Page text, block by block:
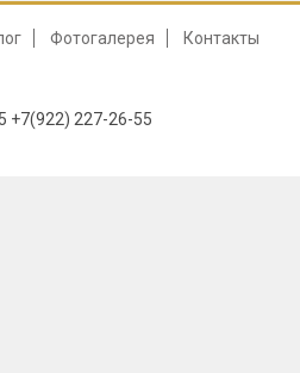
Фотогалерея Контакты
+7(922) 227-26-55